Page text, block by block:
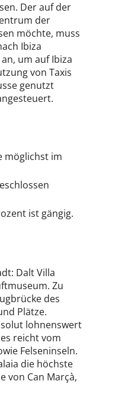
Der auf der
der
möchte, muss
Ibiza
um auf Ibiza
von Taxis
genutzt
möglichst im
ist gängig.
Dalt Villa
Zu
des
Plätze.
lohnenswert
reicht vom
Felseninseln.
die höchste
von Can Marçà,